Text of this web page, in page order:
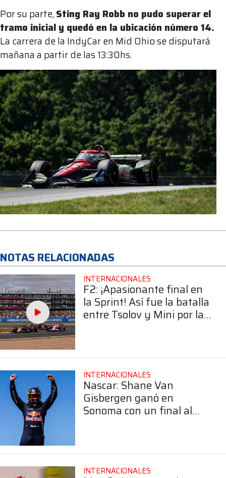
Por su parte,Sting Ray Robb no pudo superar el
tramo inicial y quedó en la ubicación número 14.
La carrera de la IndyCar en Mid Ohio se disputará
mañana a partir de las 13:30hs.
NOTAS RELACIONADAS
INTERNACIONALES
F2: ¡Apasionante final en
la Sprint! Así fue la batalla
entre Tsolov y Mini por la
INTERNACIONALES
Nascar: Shane Van
Gisbergen ganó en
Sonoma con un final al
INTERNACIONALES